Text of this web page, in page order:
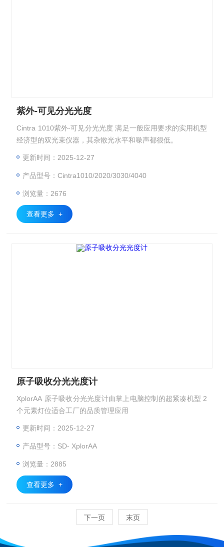
紫外-可见分光光度
Cintra 1010紫外-可见分光光度 满足一般应用要求的实用机型
经济型的双光束仪器，其杂散光水平和噪声都很低。
更新时间：2025-12-27
产品型号：Cintra1010/2020/3030/4040
浏览量：2676
查看更多 +
原子吸收分光光度计
XplorAA 原子吸收分光光度计由掌上电脑控制的超紧凑机型 2
个元素灯位适合工厂的品质管理应用
更新时间：2025-12-27
产品型号：SD- XplorAA
浏览量：2885
查看更多 +
下一页 末页